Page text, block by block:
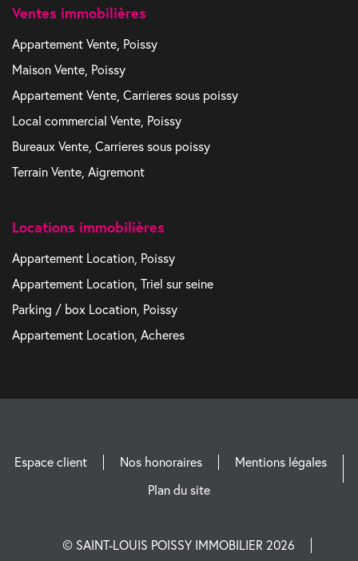
Ventes immobilières
Appartement Vente, Poissy
Maison Vente, Poissy
Appartement Vente, Carrieres sous poissy
Local commercial Vente, Poissy
Bureaux Vente, Carrieres sous poissy
Terrain Vente, Aigremont
Locations immobilières
Appartement Location, Poissy
Appartement Location, Triel sur seine
Parking / box Location, Poissy
Appartement Location, Acheres
Espace client Nos honoraires
Mentions légales
Plan du site
© SAINT-LOUIS POISSY IMMOBILIER 2026